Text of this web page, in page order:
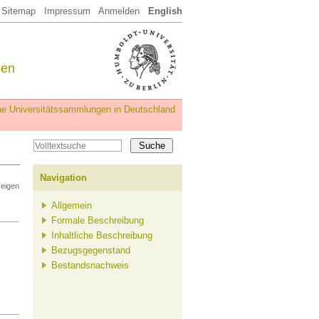
Sitemap Impressum Anmelden English
Universitätssammlungen in Deutschland
Navigation
Allgemein
Formale Beschreibung
Inhaltliche Beschreibung
Bezugsgegenstand
Bestandsnachweis